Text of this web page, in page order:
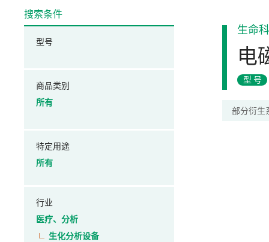
生命
电
型号
部分衍生
搜索条件
型号
商品类别
所有
特定用途
所有
行业
医疗、分析
生化分析设备